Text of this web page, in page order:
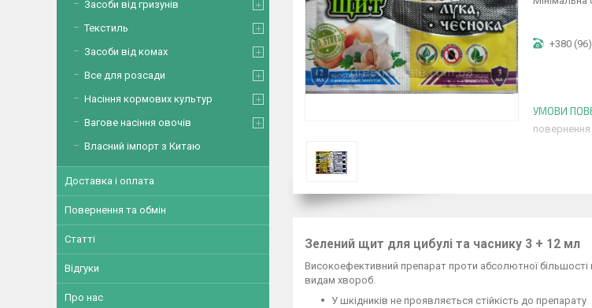
+380
Зелений щит для цибулі та часнику 3 + 12 мл
Високоефективний препарат проти абсолютної
видам хвороб.
У шкідників не проявляється стійкість до препарату
Засоби від гризунів
Текстиль
Засоби від комах
Все для розсади
Насіння кормових культур
Вагове насіння овочів
Власний імпорт з Китаю
Доставка і оплата
Повернення та обмін
Статті
Відгуки
Про нас